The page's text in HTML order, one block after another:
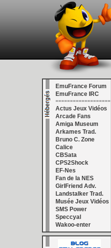
EmuFrance Forum
EmuFrance IRC
===================
Actus Jeux Vidéos
Arcade Fans
Amiga Museum
Arkames Trad.
Bruno C. Zone
Calice
CBSata
CPS2Shock
EF-Nes
Fan de la NES
GirlFriend Adv.
Landstalker Trad.
Musée Jeux Vidéos
SMS Power
Speccyal
Wakoo-enter